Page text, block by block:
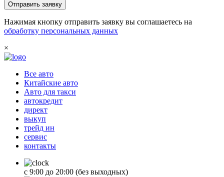
Отправить заявку
Нажимая кнопку отправить заявку вы соглашаетесь на
обработку персональных данных
×
Все авто
Китайские авто
Авто для такси
автокредит
директ
выкуп
трейд ин
сервис
контакты
с 9:00 до 20:00 (без выходных)